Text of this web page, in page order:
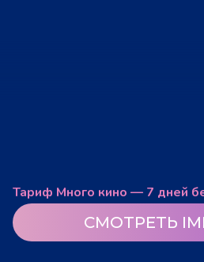
Тариф Много кино — 7 дней
СМОТРЕТЬ